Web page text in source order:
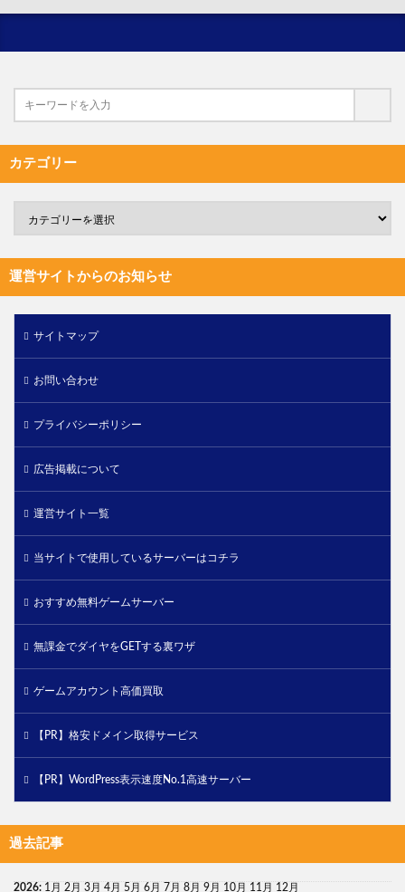
カテゴリー
運営サイトからのお知らせ
サイトマップ
お問い合わせ
プライバシーポリシー
広告掲載について
運営サイト一覧
当サイトで使用しているサーバーはコチラ
おすすめ無料ゲームサーバー
無課金でダイヤをGETする裏ワザ
ゲームアカウント高価買取
【PR】格安ドメイン取得サービス
【PR】WordPress表示速度No.1高速サーバー
過去記事
2026: 1月 2月 3月 4月 5月 6月 7月 8月 9月 10月 11月 12月